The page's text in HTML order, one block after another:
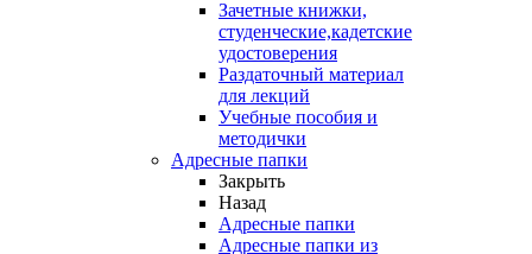
Зачетные книжки,
студенческие,кадетские
удостоверения
Раздаточный материал
для лекций
Учебные пособия и
методички
Адресные папки
Закрыть
Назад
Адресные папки
Адресные папки из